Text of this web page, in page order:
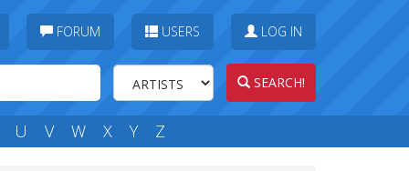
FORUM USERS LOG IN
SEARCH!
U V W X Y Z